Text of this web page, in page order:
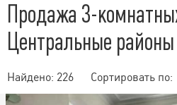
Продажа 3-
Центральные
Найдено: 226 Сортировать по: